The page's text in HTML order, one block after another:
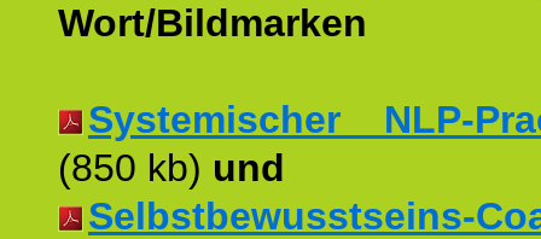
Wort/Bildmarken
Systemischer NLP-
(850 kb) und
Selbstbewusstseins-